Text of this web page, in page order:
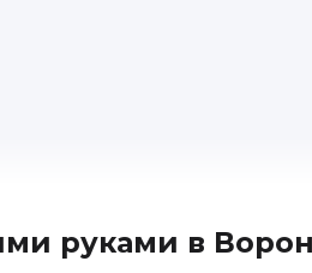
руками в